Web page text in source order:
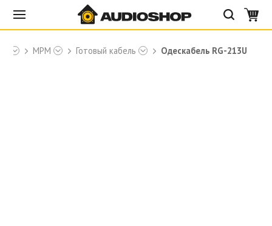
MPM Готовый кабель Одескабель RG-213U